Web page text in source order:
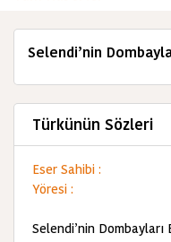
Selendi’nin
Türkünün Sözleri
Eser Sahibi :
Yöresi :
Selendi’nin